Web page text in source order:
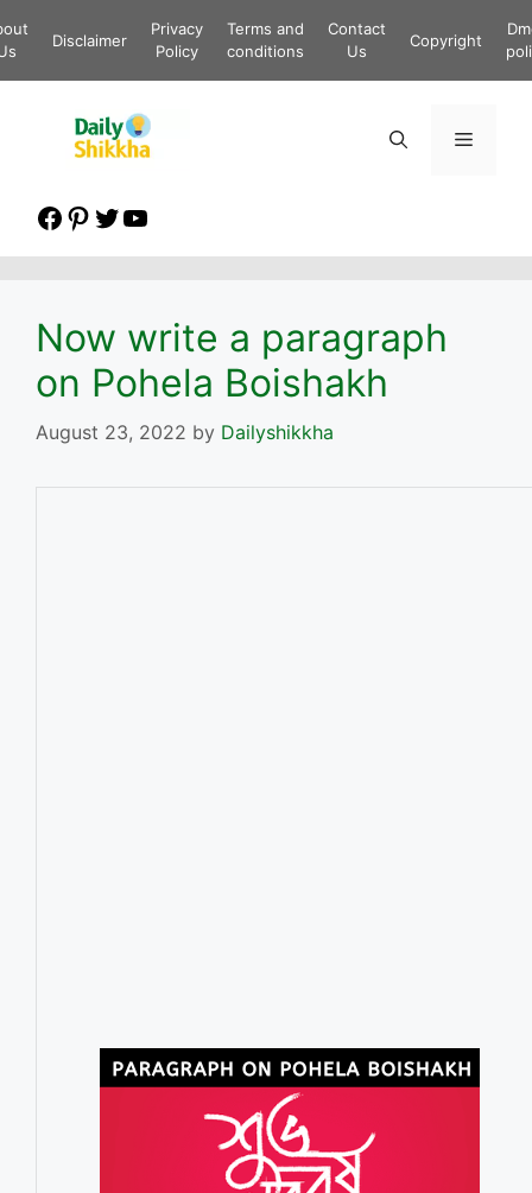
to
Disclaimer
Privacy
Policy
Terms and
conditions
Contact
Us
Copyright
Menu
Facebook
Pinterest
Twitter
YouTube
Now write a paragraph
on Pohela Boishakh
August 23, 2022 by Dailyshikkha